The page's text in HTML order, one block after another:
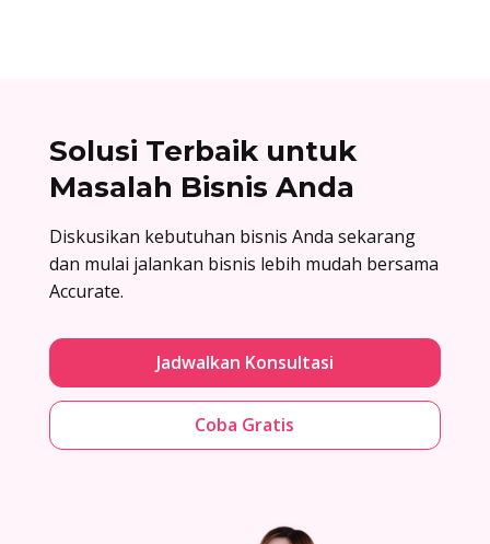
Solusi Terbaik untuk
Masalah Bisnis Anda
Diskusikan kebutuhan bisnis Anda sekarang
dan mulai jalankan bisnis lebih mudah bersama
Accurate.
Jadwalkan Konsultasi
Coba Gratis